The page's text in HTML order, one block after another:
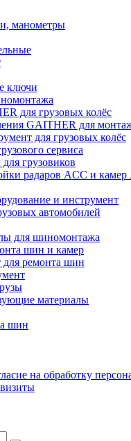
манометры
ключи
для грузовых колёс
GAITHER для
для грузовых колёс
сервиса
грузовиков
радаров ACC и камер
и инструмент
автомобилей
для шиномонтажа
шин и камер
для ремонта шин
материалы
шин
на обработку